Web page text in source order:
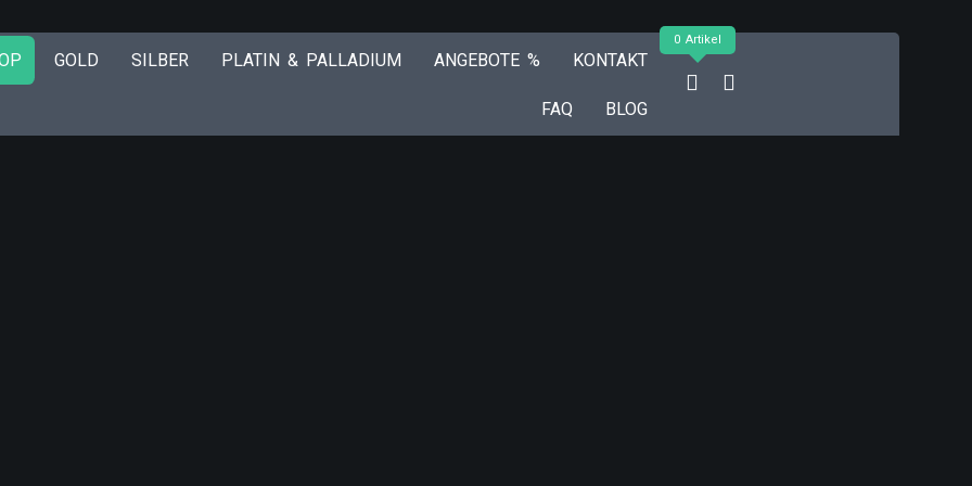
GOLD SILBER PLATIN & PALLADIUM ANGEBOTE % KONTAKT
FAQ BLOG
0 Artikel